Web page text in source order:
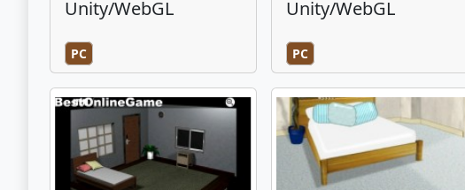
Unity/WebGL
PC
Unity/WebGL
PC